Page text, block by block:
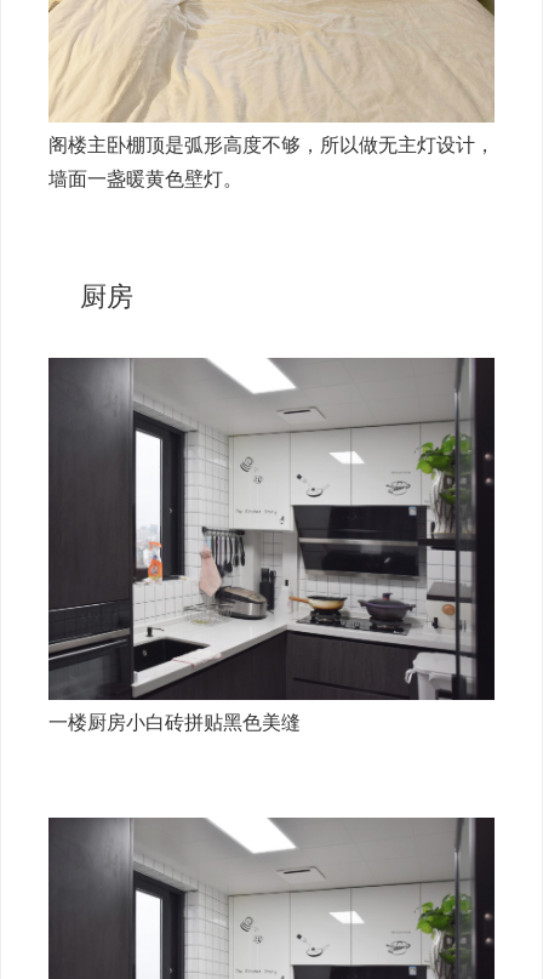
阁楼主卧棚顶是弧形高度不够，所以做无主灯设计，
墙面一盏暖黄色壁灯。
厨房
一楼厨房小白砖拼贴黑色美缝